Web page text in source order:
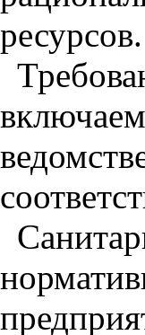
ресурсов.